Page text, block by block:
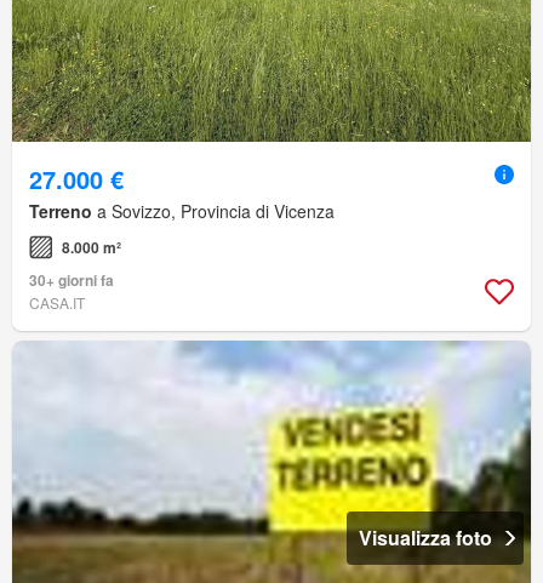
27.000 €
Terreno a Sovizzo, Provincia di Vicenza
8.000 m²
30+ giorni fa
CASA.IT
Visualizza foto